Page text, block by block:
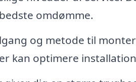
omdømme.
og metode til
kan optimere